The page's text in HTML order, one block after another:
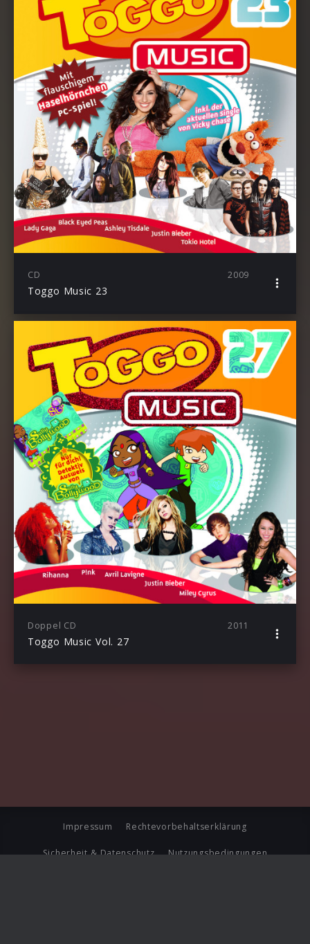
CD 2009
Toggo Music 23
Doppel CD 2011
Toggo Music Vol. 27
Impressum Rechtevorbehaltserklärung
Sicherheit & Datenschutz Nutzungsbedingungen